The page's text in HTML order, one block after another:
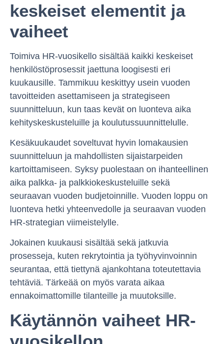
keskeiset elementit ja
vaiheet
Toimiva HR-vuosikello sisältää kaikki keskeiset
henkilöstöprosessit jaettuna loogisesti eri
kuukausille. Tammikuu keskittyy usein vuoden
tavoitteiden asettamiseen ja strategiseen
suunnitteluun, kun taas kevät on luonteva aika
kehityskeskusteluille ja koulutussuunnittelulle.
Kesäkuukaudet soveltuvat hyvin lomakausien
suunnitteluun ja mahdollisten sijaistarpeiden
kartoittamiseen. Syksy puolestaan on ihanteellinen
aika palkka- ja palkkiokeskusteluille sekä
seuraavan vuoden budjetoinnille. Vuoden loppu on
luonteva hetki yhteenvedolle ja seuraavan vuoden
HR-strategian viimeistelylle.
Jokainen kuukausi sisältää sekä jatkuvia
prosesseja, kuten rekrytointia ja työhyvinvoinnin
seurantaa, että tiettynä ajankohtana toteutettavia
tehtäviä. Tärkeää on myös varata aikaa
ennakoimattomille tilanteille ja muutoksille.
Käytännön vaiheet HR-